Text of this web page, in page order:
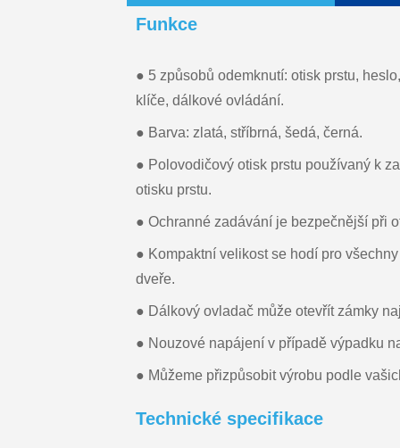
Funkce
● 5 způsobů odemknutí: otisk prstu,
klíče, dálkové ovládání.
● Barva: zlatá, stříbrná, šedá, černá.
● Polovodičový otisk prstu používaný k
otisku prstu.
● Ochranné zadávání je bezpečnější při
● Kompaktní velikost se hodí pro
dveře.
● Dálkový ovladač může otevřít zámky
● Nouzové napájení v případě výpadku
● Můžeme přizpůsobit výrobu podle
Technické specifikace